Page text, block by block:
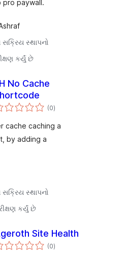
pro paywall.
સ્થાપનો
કર્યું છે
No Cache
(0કુલ
રેટિંગ્સ
)
cache caching a
by adding a
સ્થાપનો
કર્યું છે
Site Health
(0કુલ
રેટિંગ્સ
)